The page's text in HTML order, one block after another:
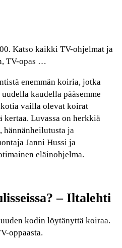
Katso kaikki TV-ohjelmat ja
TV-opas …
enemmän koiria, jotka
kaudella pääsemme
kotia vailla olevat koirat
kertaa. Luvassa on herkkiä
hännänheilutusta ja
Janni Hussi ja
eläinohjelma.
– Iltalehti
kodin löytänyttä koiraa.
oppaasta.